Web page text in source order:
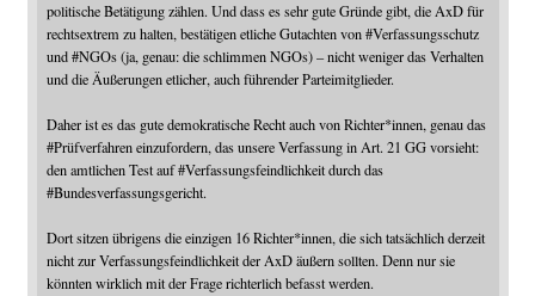
politische Betätigung zählen. Und dass es sehr gute Gründe gibt, die AxD für
rechtsextrem zu halten, bestätigen etliche Gutachten von#Verfassungsschutz
und#NGOs(ja, genau: die schlimmen NGOs) – nicht weniger das Verhalten
und die Äußerungen etlicher, auch führender Parteimitglieder.
Daher ist es das gute demokratische Recht auch von Richter*innen, genau das
#Prüfverfahreneinzufordern, das unsere Verfassung in Art. 21 GG vorsieht:
den amtlichen Test auf#Verfassungsfeindlichkeitdurch das
#Bundesverfassungsgericht.
Dort sitzen übrigens die einzigen 16 Richter*innen, die sich tatsächlich derzeit
nicht zur Verfassungsfeindlichkeit der AxD äußern sollten. Denn nur sie
könnten wirklich mit der Frage richterlich befasst werden.